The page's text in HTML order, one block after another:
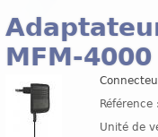
MFM-4000
Unité de